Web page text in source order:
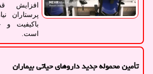
افزایش
پرستاران
باکیفیت و
است.
تأمین محموله جدید داروهای حیاتی بیماران